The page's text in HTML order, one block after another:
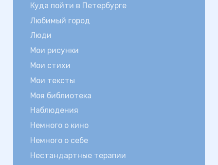
Куда пойти в Петербурге
Любимый город
Люди
Мои рисунки
Мои стихи
Мои тексты
Моя библиотека
Наблюдения
Немного о кино
Немного о себе
Нестандартные терапии